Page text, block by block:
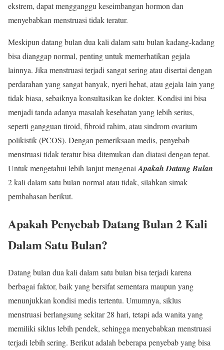
ekstrem, dapat mengganggu keseimbangan hormon dan
menyebabkan menstruasi tidak teratur.
Meskipun datang bulan dua kali dalam satu bulan kadang-kadang
bisa dianggap normal, penting untuk memerhatikan gejala
lainnya. Jika menstruasi terjadi sangat sering atau disertai dengan
perdarahan yang sangat banyak, nyeri hebat, atau gejala lain yang
tidak biasa, sebaiknya konsultasikan ke dokter. Kondisi ini bisa
menjadi tanda adanya masalah kesehatan yang lebih serius,
seperti gangguan tiroid, fibroid rahim, atau sindrom ovarium
polikistik (PCOS). Dengan pemeriksaan medis, penyebab
menstruasi tidak teratur bisa ditemukan dan diatasi dengan tepat.
Untuk mengetahui lebih lanjut mengenai Apakah Datang Bulan
2 kali dalam satu bulan normal atau tidak, silahkan simak
pembahasan berikut.
Apakah Penyebab Datang Bulan 2 Kali
Dalam Satu Bulan?
Datang bulan dua kali dalam satu bulan bisa terjadi karena
berbagai faktor, baik yang bersifat sementara maupun yang
menunjukkan kondisi medis tertentu. Umumnya, siklus
menstruasi berlangsung sekitar 28 hari, tetapi ada wanita yang
memiliki siklus lebih pendek, sehingga menyebabkan menstruasi
terjadi lebih sering. Berikut adalah beberapa penyebab yang bisa